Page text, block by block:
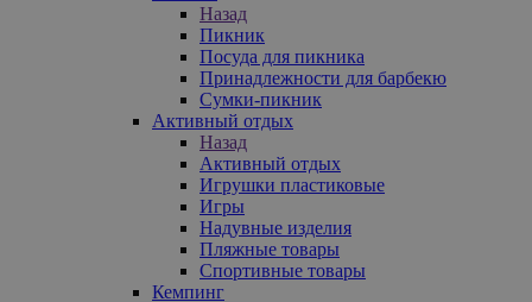
Назад
Пикник
Посуда для пикника
Принадлежности для барбекю
Сумки-пикник
Активный отдых
Назад
Активный отдых
Игрушки пластиковые
Игры
Надувные изделия
Пляжные товары
Спортивные товары
Кемпинг